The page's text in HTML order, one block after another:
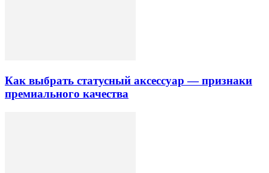
Как выбрать статусный аксессуар — признаки
премиального качества